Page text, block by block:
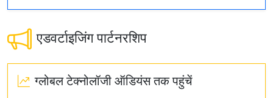
एडवर्टाइजिंग पार्टनरशिप
ग्लोबल टेक्नोलॉजी ऑडियंस तक पहुंचें